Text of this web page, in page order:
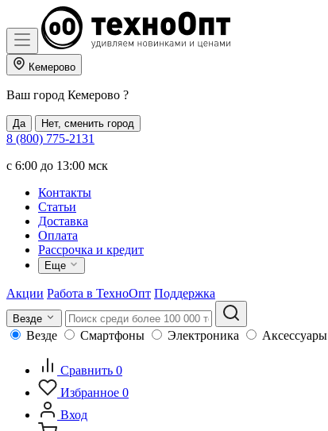
Кемерово
Ваш город Кемерово ?
Да Нет, сменить город
8 (800) 775-2131
c 6:00 до 13:00 мск
Контакты
Статьи
Доставка
Оплата
Рассрочка и кредит
Еще
Акции Работа в ТехноОпт Поддержка
Везде
Везде Смартфоны Электроника Аксессуары
Сравнить 0
Избранное 0
Вход